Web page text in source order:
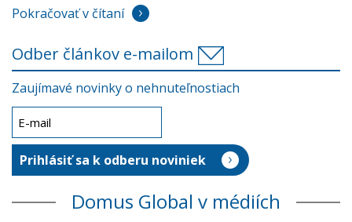
Pokračovať v čítaní
Odber článkov e-mailom
Zaujímavé novinky o nehnuteľnostiach
Domus Global v médiích